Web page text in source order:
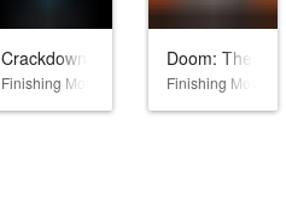
Crackdown 3
Finishing Move Inc.
Doom: The
Finishing Move Inc.